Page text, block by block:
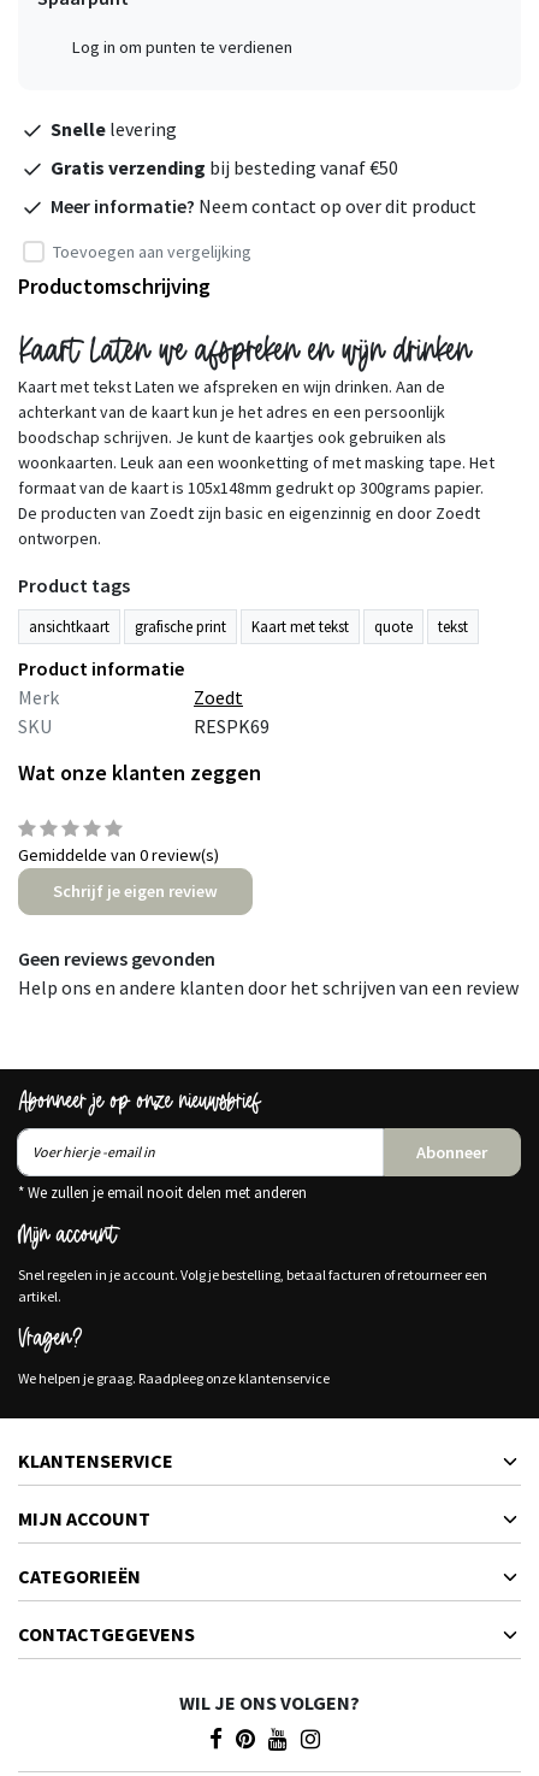
Log in om punten te verdienen
Snelle levering
Gratis verzending bij besteding vanaf €50
Meer informatie? Neem contact op over dit product
Toevoegen aan vergelijking
Productomschrijving
Kaart Laten we afspreken en wijn drinken
Kaart met tekst Laten we afspreken en wijn drinken. Aan de
achterkant van de kaart kun je het adres en een persoonlijk
boodschap schrijven. Je kunt de kaartjes ook gebruiken als
woonkaarten. Leuk aan een woonketting of met masking tape. Het
formaat van de kaart is 105x148mm gedrukt op 300grams papier.
De producten van Zoedt zijn basic en eigenzinnig en door Zoedt
ontworpen.
Product tags
ansichtkaart grafische print Kaart met tekst quote tekst
Product informatie
Merk
Zoedt
SKU
RESPK69
Wat onze klanten zeggen
Gemiddelde van 0 review(s)
Schrijf je eigen review
Geen reviews gevonden
Help ons en andere klanten door het schrijven van een review
Abonneer je op onze nieuwsbrief
Abonneer
* We zullen je email nooit delen met anderen
Mijn account
Snel regelen in je account. Volg je bestelling, betaal facturen of retourneer een
artikel.
Vragen?
We helpen je graag. Raadpleeg onze klantenservice
KLANTENSERVICE
MIJN ACCOUNT
CATEGORIEËN
CONTACTGEGEVENS
WIL JE ONS VOLGEN?